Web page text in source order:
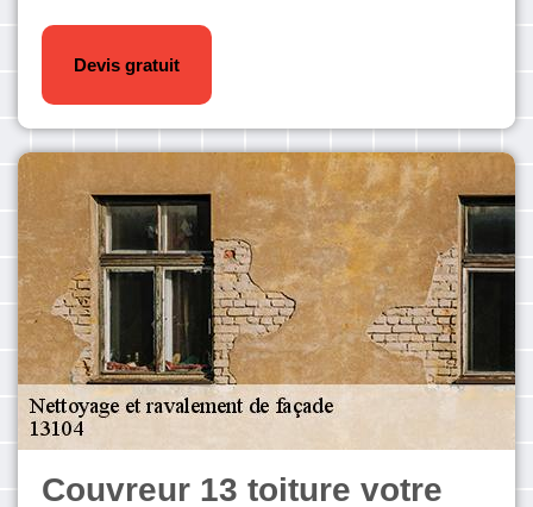
Devis gratuit
Couvreur 13 toiture votre